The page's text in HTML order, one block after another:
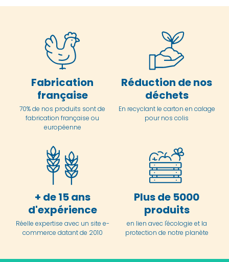
Fabrication
française
70% de nos produits sont de
fabrication française ou
européenne
Réduction de nos
déchets
En recyclant le carton en calage
pour nos colis
+ de 15 ans
d'expérience
Réelle expertise avec un site e-
commerce datant de 2010
Plus de 5000
produits
en lien avec l'écologie et la
protection de notre planète